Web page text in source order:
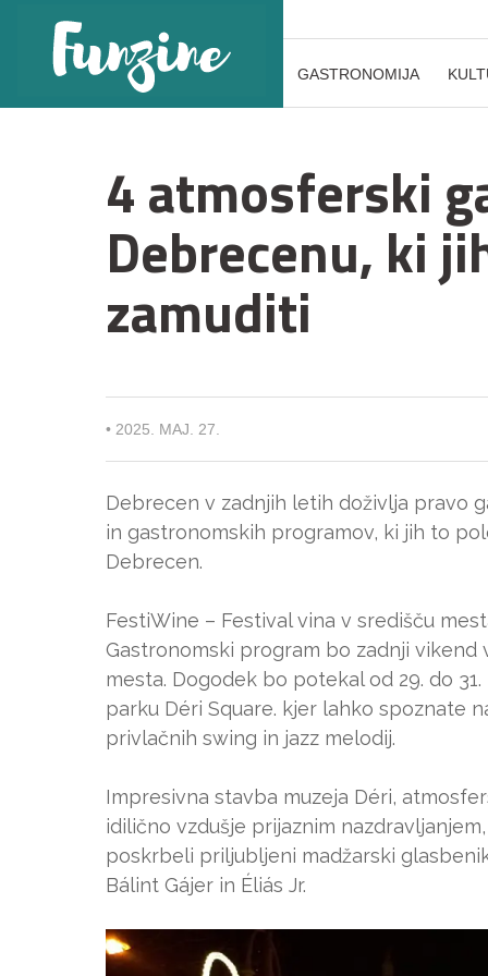
GASTRONOMIJA
4 atmosferski
Debrecenu, ki
zamuditi
• 2025. MAJ. 27.
Debrecen v zadnjih letih doživlja pravo
in gastronomskih programov, ki jih to
Debrecen.
FestiWine – Festival vina v središču
Gastronomski program bo zadnji
mesta. Dogodek bo potekal od 29. do
parku Déri Square. kjer lahko spoznate
privlačnih swing in jazz melodij.
Impresivna stavba muzeja Déri,
idilično vzdušje prijaznim
poskrbeli priljubljeni madžarski
Bálint Gájer in Éliás Jr.